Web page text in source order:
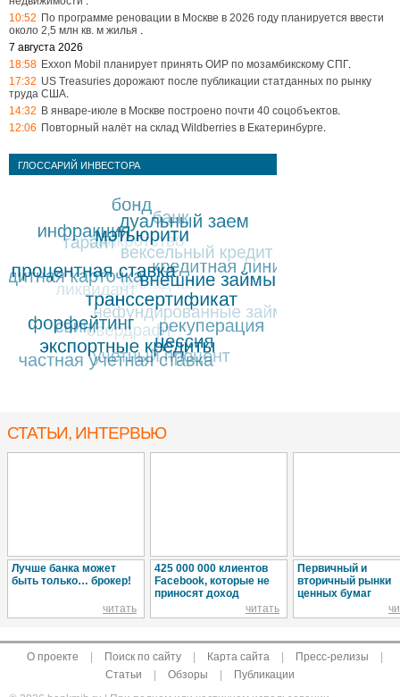
10:52 По программе реновации в Москве в 2026 году планируется ввести
около 2,5 млн кв. м жилья .
7 августа 2026
18:58 Exxon Mobil планирует принять ОИР по мозамбикскому СПГ.
17:32 US Treasuries дорожают после публикации статданных по рынку
труда США.
14:32 В январе-июле в Москве построено почти 40 соцобъектов.
12:06 Повторный налёт на склад Wildberries в Екатеринбурге.
ГЛОССАРИЙ ИНВЕСТОРА
СТАТЬИ, ИНТЕРВЬЮ
Лучше банка может
быть только… брокер!
читать
425 000 000 клиентов
Facebook, которые не
приносят доход
читать
Первичный и
вторичный рынки
ценных бумаг
О проекте Поиск по сайту Карта сайта Пресс-релизы
Статьи
Обзоры
Публикации